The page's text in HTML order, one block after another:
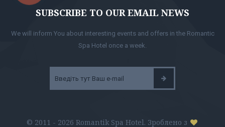
SUBSCRIBE TO OUR EMAIL NEWS
We will inform You about interesting events and offers in the Romantic
Spa Hotel once a week.
© 2011 - 2026 Romantik Spa Hotel. Зроблено з